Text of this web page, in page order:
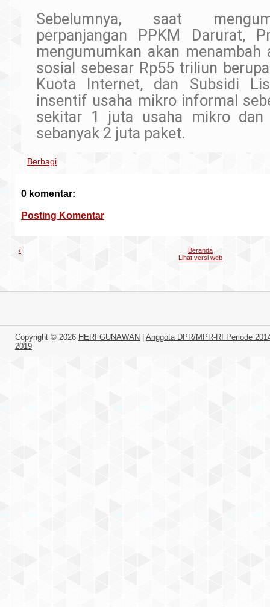
Sebelumnya, saat
perpanjangan PPKM Darurat,
mengumumkan akan menambah
sosial sebesar Rp55 triliun
Kuota Internet, dan Subsidi
insentif usaha mikro informal
sekitar 1 juta usaha mikro
sebanyak 2 juta paket.
Berbagi
0 komentar:
Posting Komentar
‹
Beranda
Lihat versi web
Copyright © 2026 HERI GUNAWAN
Anggota DPR/MPR-RI Periode
2019